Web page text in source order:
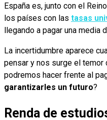
España es, junto con el
los países con las tasas
llegando a pagar una media
La incertidumbre aparece
pensar y nos surge el temor
podremos hacer frente al
garantizarles un futuro?
Renda de